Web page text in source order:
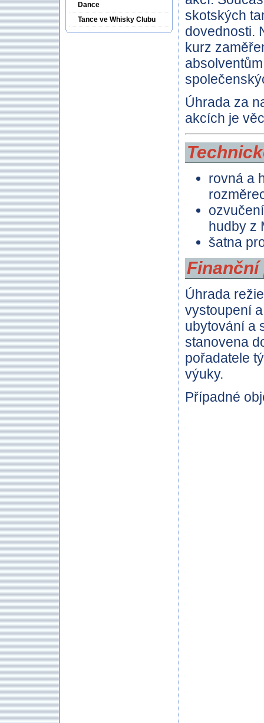
Dance
Tance ve Whisky Clubu
skotských
dovednosti.
kurz
Úhrada za
akcích je
rovná a
hudby z
šatna
Finanční
Úhrada
vystoupení
ubytování a
stanovena
pořadatele
výuky.
Případné